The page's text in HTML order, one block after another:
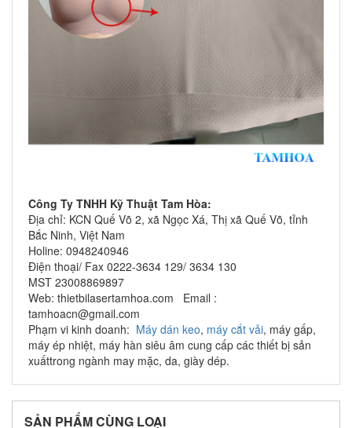
Công Ty TNHH Kỹ Thuật Tam Hòa:
Địa chỉ: KCN Quế Võ 2, xã Ngọc Xá, Thị xã Quế Võ, tỉnh
Bắc Ninh, Việt Nam
Holine: 0948240946
Điện thoại/ Fax 0222-3634 129/ 3634 130
MST 23008869897
Web: thietbilasertamhoa.com Email :
tamhoacn@gmail.com
Phạm vi kinh doanh: Máy dán keo, máy cắt vải, máy gấp,
máy ép nhiệt, máy hàn siêu âm cung cấp các thiết bị sản
xuấttrong ngành may mặc, da, giày dép.
SẢN PHẨM CÙNG LOẠI